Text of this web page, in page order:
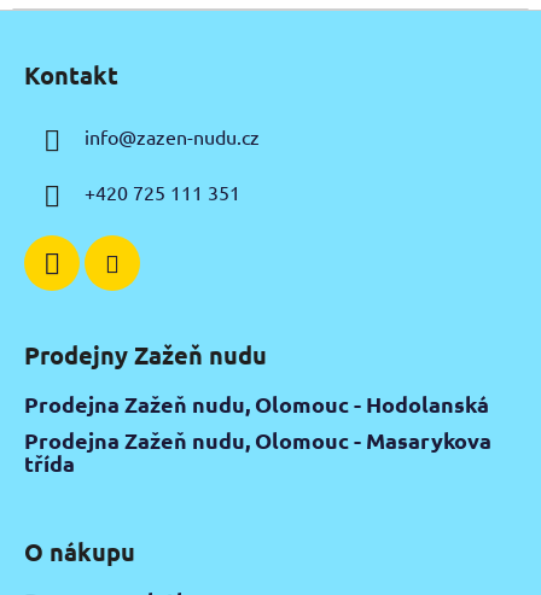
Kontakt
info@zazen-nudu.cz
+420 725 111 351
Prodejny Zažeň nudu
Prodejna Zažeň nudu, Olomouc - Hodolanská
Prodejna Zažeň nudu, Olomouc - Masarykova
třída
O nákupu